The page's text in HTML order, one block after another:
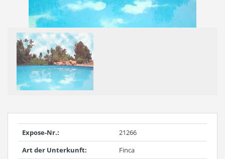
Expose-Nr.:
21266
Art der Unterkunft:
Finca